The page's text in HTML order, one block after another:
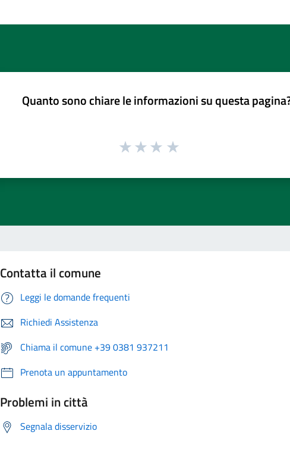
Quanto sono chiare le informazioni su questa
Contatta il comune
Leggi le domande frequenti
Richiedi Assistenza
Chiama il comune +39 0381 937211
Prenota un appuntamento
Problemi in città
Segnala disservizio